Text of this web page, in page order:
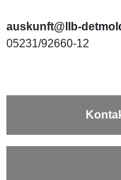
auskunft@llb-
05231/92660-12